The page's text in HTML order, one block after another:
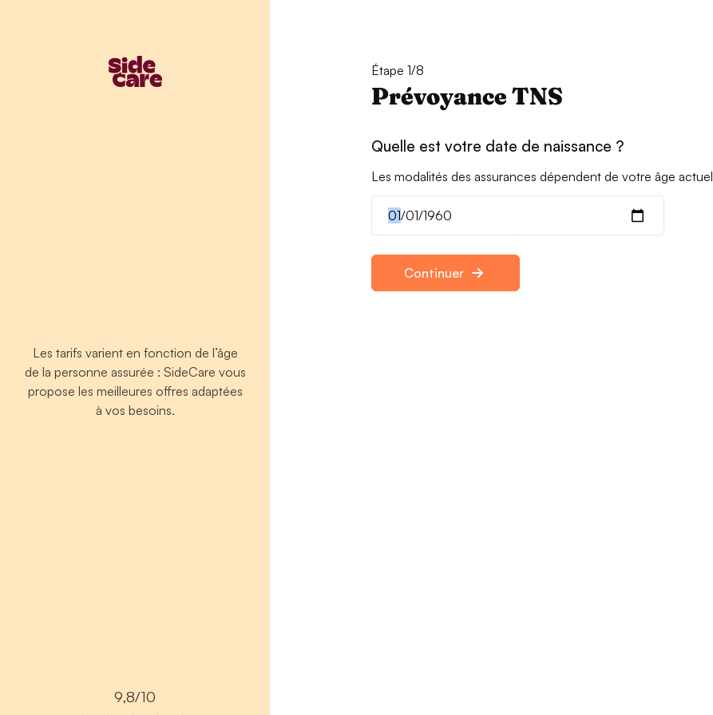
Les tarifs varient en fonction de l’âge
de la personne assurée : SideCare vous
propose les meilleures offres adaptées
à vos besoins.
9,8/10
Étape 1/8
Prévoyance TNS
Quelle est votre date de naissance ?
Les modalités des assurances dépendent de votre âge actuel
Continuer